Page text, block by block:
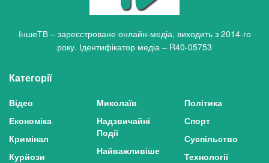
ІншеТВ – зареєстроване онлайн-медіа, виходить з 2014-го
року. Ідентифікатор медіа – R40-05753
Категорії
Відео
Економіка
Кримінал
Курйози
Миколаїв
Надзвичайні
Події
Найважливіше
Політика
Спорт
Суспільство
Технології